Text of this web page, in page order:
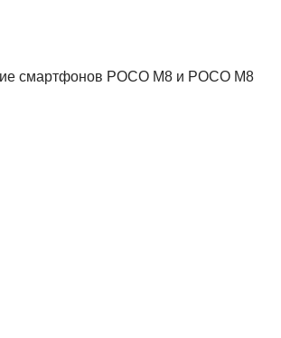
смартфонов POCO M8 и POCO M8